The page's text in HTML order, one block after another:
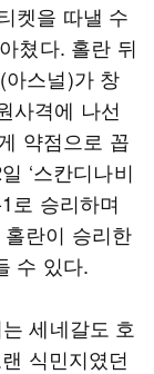
켓을 따낼 수
쳤다. 홀란 뒤
스널)가 창
사격에 나선
약점으로 꼽
‘스칸디나비
로 승리하며
란이 승리한
수 있다.
세네갈도 호
식민지였던